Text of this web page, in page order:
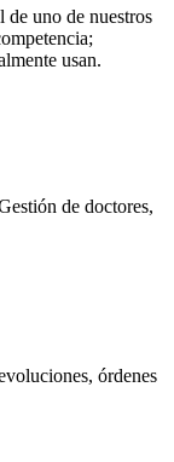
de uno de nuestros
usan.
de doctores,
órdenes